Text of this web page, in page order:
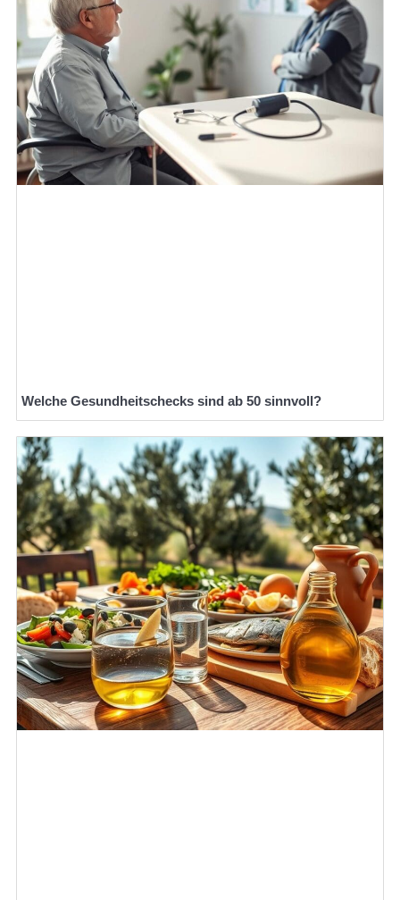
Welche Gesundheitschecks sind ab 50 sinnvoll?